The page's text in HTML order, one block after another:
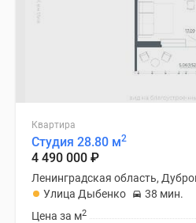
Квартира
Студия 28.80 м2
4 490 000 ₽
Улица Дыбенко
38 мин.
Цена за м2